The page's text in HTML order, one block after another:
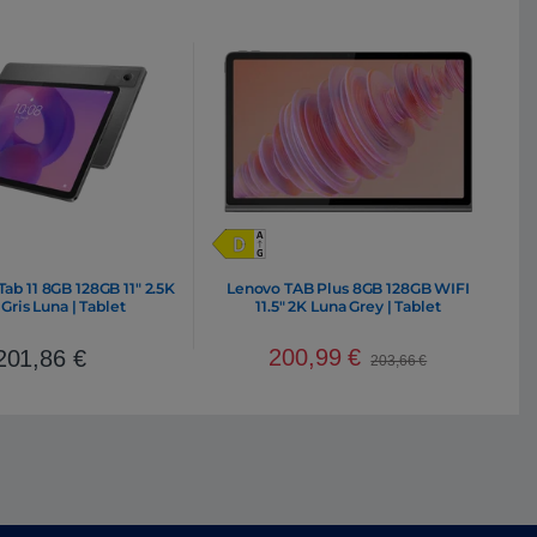
11 8GB 128GB 11″ 2.5K
Luna | Tablet
€
Lenovo TAB Plus 8GB 128GB WIFI
11.5″ 2K Luna Grey | Tablet
200,99€ 203,66€